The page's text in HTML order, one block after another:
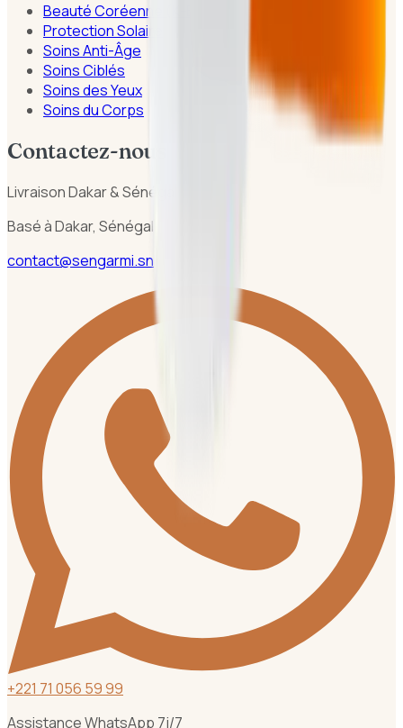
Beauté Coréenne (K-Beauty)
Protection Solaire
Soins Anti-Âge
Soins Ciblés
Soins des Yeux
Soins du Corps
Contactez-nous
Livraison Dakar & Sénégal
Basé à Dakar, Sénégal
contact@sengarmi.sn
+221 71 056 59 99
Assistance WhatsApp 7j/7